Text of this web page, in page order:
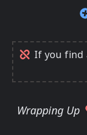
If you find
Wrapping Up